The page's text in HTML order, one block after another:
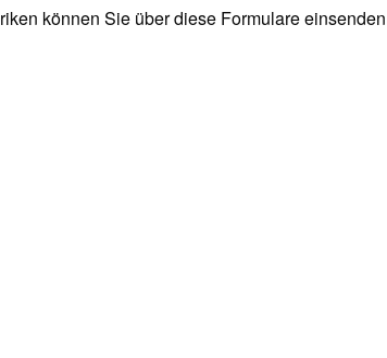
können Sie über diese Formulare